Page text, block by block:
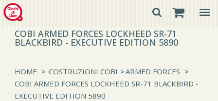
COBI ARMED FORCES LOCKHEED SR-71
BLACKBIRD - EXECUTIVE EDITION 5890
HOME > COSTRUZIONI COBI >ARMED FORCES >
COBI ARMED FORCES LOCKHEED SR-71 BLACKBIRD -
EXECUTIVE EDITION 5890